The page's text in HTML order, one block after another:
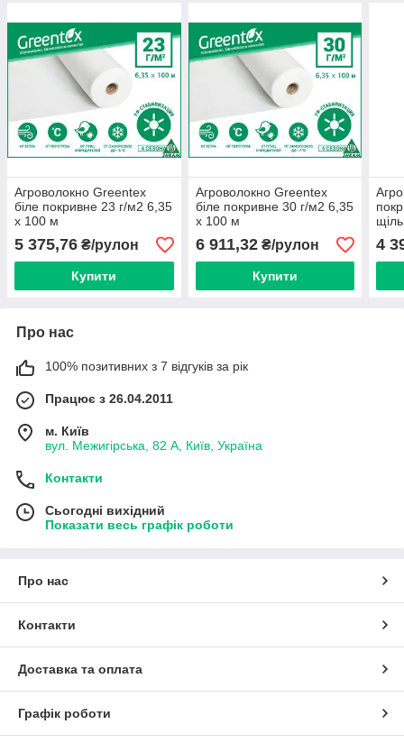
Агроволокно Greentex
біле покривне 23 г/м2 6,35
х 100 м
5 375,76 ₴/рулон
Купити
Агроволокно Greentex
біле покривне 30 г/м2 6,35
х 100 м
6 911,32₴/рулон
Купити
4
Про нас
100% позитивних з 7 відгуків за рік
Працює з 26.04.2011
м. Київ
вул. Межигірська, 82 А, Київ, Україна
Контакти
Сьогодні вихідний
Показати весь графік роботи
Про нас
Контакти
Доставка та оплата
Графік роботи